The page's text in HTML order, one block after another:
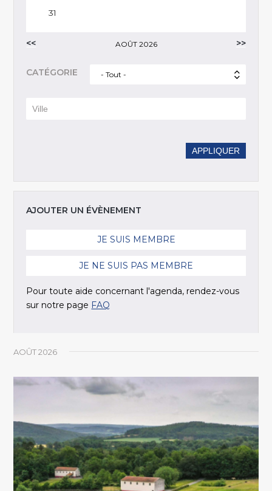
31
AOÛT 2026
CATÉGORIE
AJOUTER UN ÉVÈNEMENT
JE SUIS MEMBRE
JE NE SUIS PAS MEMBRE
Pour toute aide concernant l'agenda, rendez-vous
sur notre page FAQ
AOÛT 2026